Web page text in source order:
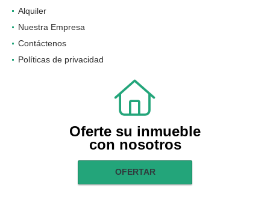
Alquiler
Nuestra Empresa
Contáctenos
Políticas de privacidad
Oferte su inmueble
con nosotros
OFERTAR